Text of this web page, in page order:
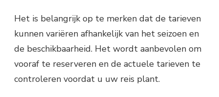
Het is belangrijk op te merken dat de tarieven
kunnen variëren afhankelijk van het seizoen en
de beschikbaarheid. Het wordt aanbevolen om
vooraf te reserveren en de actuele tarieven te
controleren voordat u uw reis plant.